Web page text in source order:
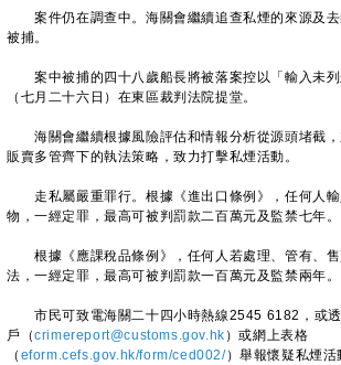
案件仍在調查中。海關會繼續追查私煙的來源及去
被捕。
案中被捕的四十八歲船長將被落案控以「輸入未列
（七月二十六日）在東區裁判法院提堂。
海關會繼續根據風險評估和情報分析從源頭堵截，
販賣多管齊下的執法策略，致力打擊私煙活動。
走私屬嚴重罪行。根據《進出口條例》，任何人輸
物，一經定罪，最高可被判罰款二百萬元及監禁七年。
根據《應課稅品條例》，任何人若處理、管有、售
法，一經定罪，最高可被判罰款一百萬元及監禁兩年。
市民可致電海關二十四小時熱線2545 6182，或透
戶（crimereport@customs.gov.hk ）或網上表格
（ eform.cefs.gov.hk/form/ced002/）舉報懷疑私煙活